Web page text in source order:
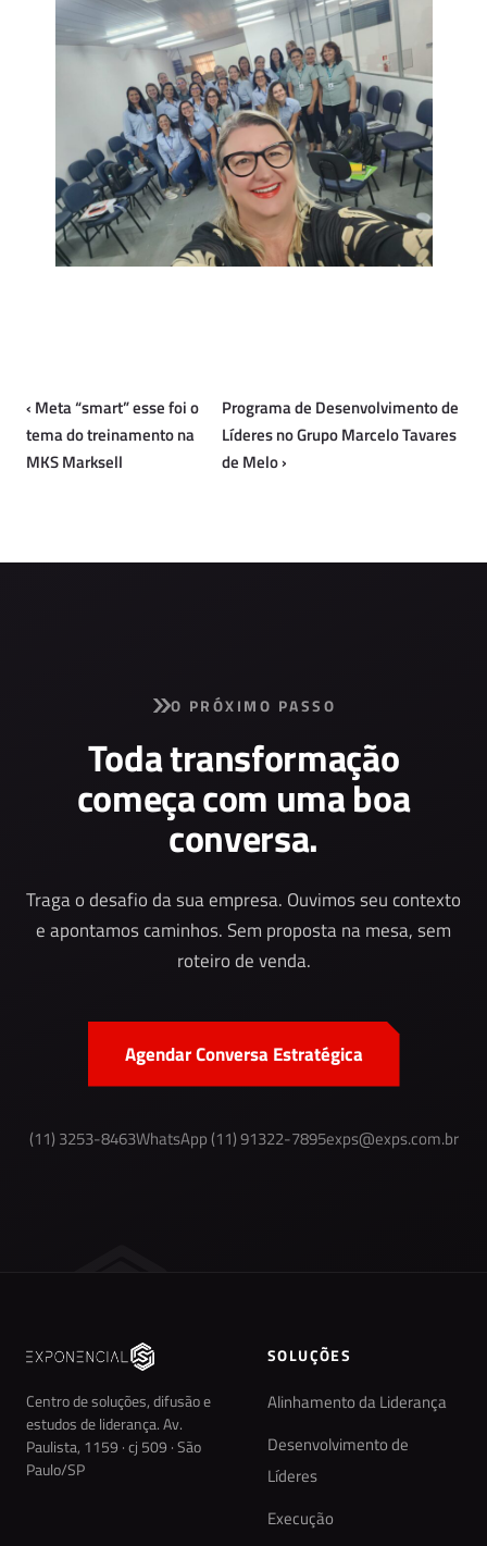
‹ Meta “smart” esse foi o
tema do treinamento na
MKS Marksell
Programa de Desenvolvimento de
Líderes no Grupo Marcelo Tavares
de Melo›
O PRÓXIMO PASSO
Toda transformação
começa com uma boa
conversa.
Traga o desafio da sua empresa. Ouvimos seu contexto
e apontamos caminhos. Sem proposta na mesa, sem
roteiro de venda.
Agendar Conversa Estratégica
(11) 3253-8463WhatsApp (11) 91322-7895exps@exps.com.br
Centro de soluções, difusão e
estudos de liderança. Av.
Paulista, 1159 · cj 509 · São
Paulo/SP
SOLUÇÕES
Alinhamento da Liderança
Desenvolvimento de
Líderes
Execução